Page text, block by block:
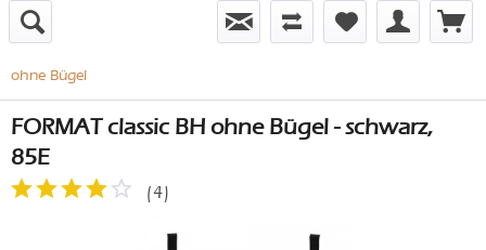
ohne Bügel
FORMAT classic BH ohne Bügel - schwarz,
85E
(4)